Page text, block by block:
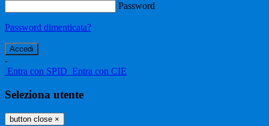
Password
Password dimenticata?
-
Entra con SPID Entra con CIE
Seleziona utente
button close ×